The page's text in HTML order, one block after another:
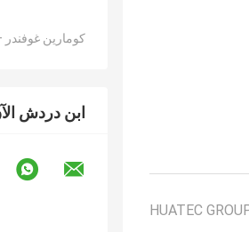
—— كومارين غوفندر
ابن دردش
HUATEC